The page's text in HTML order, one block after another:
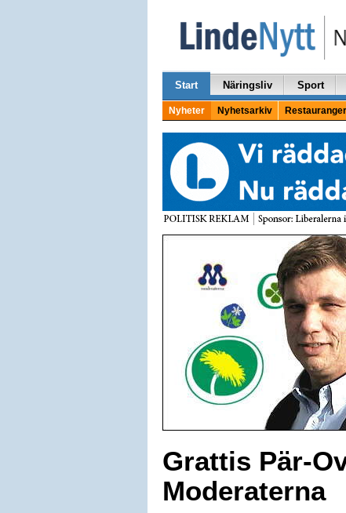
Start Näringsliv Sport
Nyheter Nyhetsarkiv Restauranger
Grattis Pär-
Moderaterna